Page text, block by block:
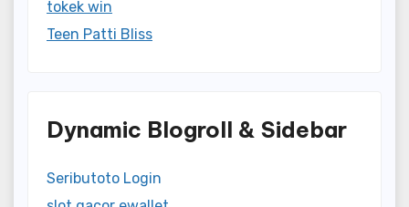
tokek win
Teen Patti Bliss
Dynamic Blogroll & Sidebar
Seributoto Login